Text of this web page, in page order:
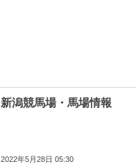
新潟競馬場・馬場情報
2022年5月28日 05:30